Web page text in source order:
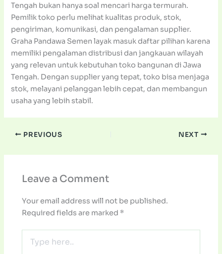
Tengah bukan hanya soal mencari harga termurah.
Pemilik toko perlu melihat kualitas produk, stok,
pengiriman, komunikasi, dan pengalaman supplier.
Graha Pandawa Semen layak masuk daftar pilihan karena
memiliki pengalaman distribusi dan jangkauan wilayah
yang relevan untuk kebutuhan toko bangunan di Jawa
Tengah. Dengan supplier yang tepat, toko bisa menjaga
stok, melayani pelanggan lebih cepat, dan membangun
usaha yang lebih stabil.
PREVIOUS NEXT
Leave a Comment
Your email address will not be published.
Required fields are marked *
here..